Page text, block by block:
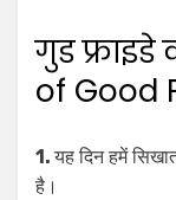
गुड
of Good
1.यह दिन हमें
है।